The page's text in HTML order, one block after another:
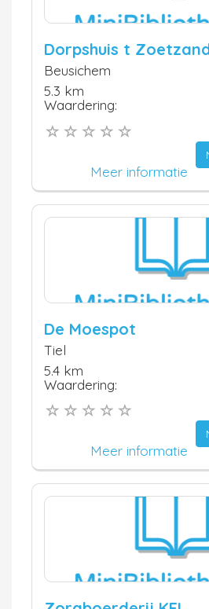
Dorpshuis t
Beusichem
5.3 km
Waardering:
Meer informatie
De Moespot
Tiel
5.4 km
Waardering:
Meer informatie